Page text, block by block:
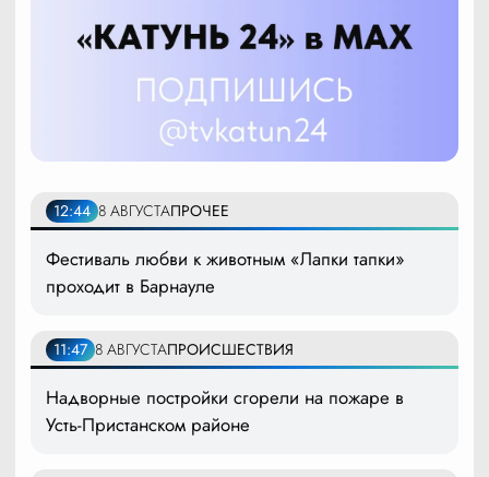
12:44 8 АВГУСТАПРОЧЕЕ
Фестиваль любви к животным «Лапки тапки»
проходит в Барнауле
11:47 8 АВГУСТАПРОИСШЕСТВИЯ
Надворные постройки сгорели на пожаре в
Усть-Пристанском районе